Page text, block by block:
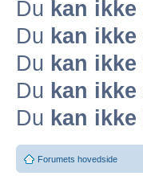
Du kan ikke
Du kan ikke
Du kan ikke
Du kan ikke
Du kan ikke
Forumets hovedside